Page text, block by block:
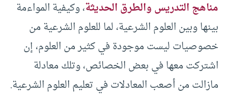
مناهج التدريس والطرق الحديثة، وكيفية المواءمة
بينها وبين العلوم الشرعية، لما للعلوم الشرعية من
خصوصيات ليست موجودة في كثير من العلوم، إن
اشتركت معها في بعض الخصائص، وتلك معادلة
مازالت من أصعب المعادلات في تعليم العلوم الشرعية.